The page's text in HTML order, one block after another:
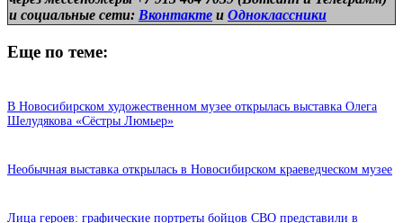
и социальные сети: Вконтакте и Одноклассники
Еще по теме:
В Новосибирском художественном музее открылась выставка Олега
Шелудякова «Сёстры Люмьер»
Необычная выставка открылась в Новосибирском краеведческом музее
Лица героев: графические портреты бойцов СВО представили в